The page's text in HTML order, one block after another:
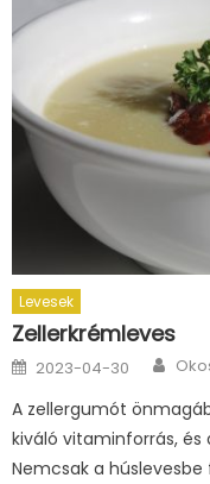
Levesek
Zellerkrémleves
Posted
on
2023-04-30
A zellergumót
kiváló vitaminforrás,
Nemcsak a